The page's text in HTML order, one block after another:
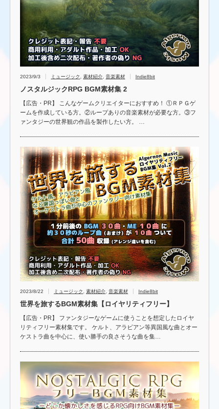
2023/9/3 ミュージック 素材紹介 音楽素材 Indie8bit
ノスタルジックRPG BGM素材集 2
【広告・PR】 こんなゲームクリエイターにおすすめ！ ①ＲＰＧゲ
ームを作成している方。②ループありの音楽素材が必要な方。③フ
ァンタジーの世界観の作品を製作したい方。 …
2023/8/22 ミュージック 素材紹介 音楽素材 Indie8bit
世界を旅するBGM素材集【ロイヤリティフリー】
【広告・PR】 ファンタジーなゲームに使うことを想定したロイヤ
リティフリー素材集です。 ケルト、アラビアン等異国風な曲とオー
ケストラ曲を中心に、使い勝手の良さそうな曲を集…